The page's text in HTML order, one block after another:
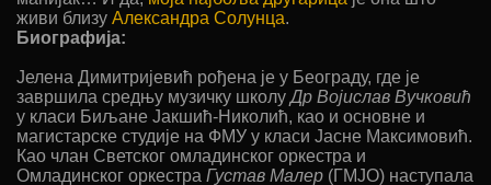
живи близу Александра Солунца.
Биографија:
Јелена Димитријевић рођена је у Београду, где је
завршила средњу музичку школу Др Војислав Вучковић
у класи Биљане Јакшић-Николић, као и основне и
магистарске студије на ФМУ у класи Јасне Максимовић.
Као члан Светског омладинског оркестра и
Омладинског оркестра Густав Малер (ГМЈО) наступала